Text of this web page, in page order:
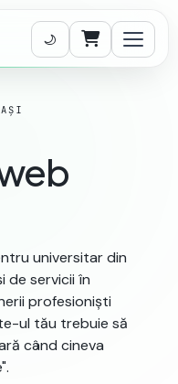
Coș de
universitar din
de servicii în
profesioniști
ul tău trebuie să
când cineva